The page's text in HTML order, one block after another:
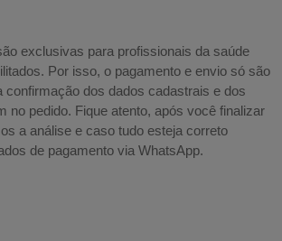
exclusivas para profissionais da saúde
Por isso, o pagamento e envio só são
confirmação dos dados cadastrais e dos
no pedido. Fique atento, após você finalizar
a análise e caso tudo esteja correto
de pagamento via WhatsApp.